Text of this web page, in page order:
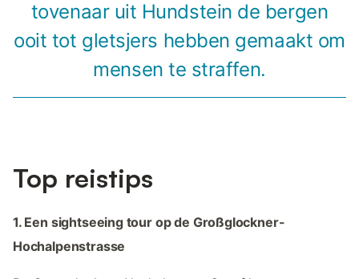
tovenaar uit Hundstein de bergen
ooit tot gletsjers hebben gemaakt om
mensen te straffen.
Top reistips
1. Een sightseeing tour op de Großglockner-
Hochalpenstrasse